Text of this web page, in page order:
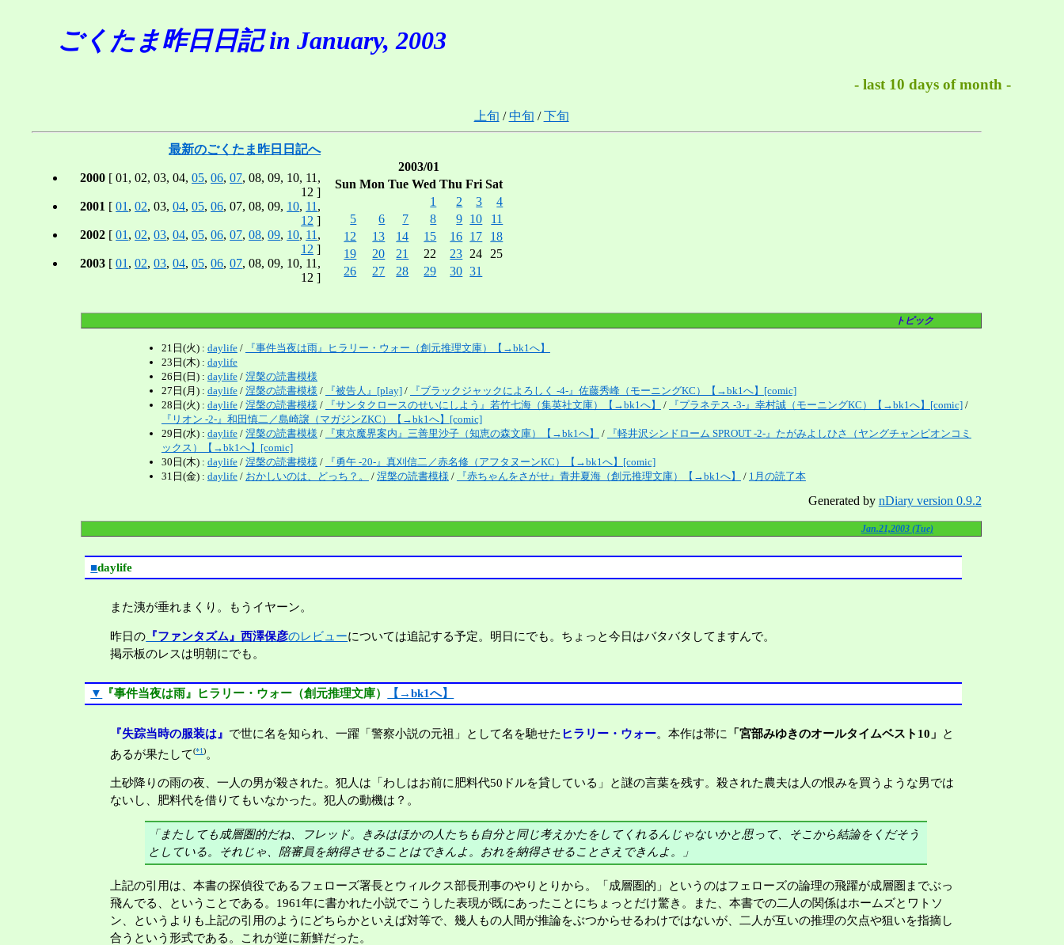
ごくたま昨日日記 in January, 2003
- last 10 days of month -
上旬 /中旬 /下旬
最新のごくたま昨日日記へ
2000 [ 01, 02, 03, 04,05,06,07, 08, 09, 10, 11,
12 ]
2001 [01 ,02, 03,04,05,06, 07, 08, 09, 10, 11 ,
12 ]
2002 [01 ,02,03,04,05,06,07,08,09, 10, 11 ,
12 ]
2003 [01 ,02,03,04,05,06,07, 08, 09, 10, 11,
12 ]
2003/01
Sun Mon Tue Wed Thu Fri Sat
1
2 3
4
5
6 7 8 9 10
11
12
13 14 15 16 17
18
19
20 21 22 23 24
25
26
27 28 29 30 31
トピック
21日(火) : daylife/
『事件当夜は雨』ヒラリー・ウォー（創元推理文庫）【→bk1へ】
23日(木) : daylife
26日(日) : daylife/ 涅槃の読書模様
27日(月) : daylife/ 涅槃の読書模様 / 『被告人』[play]/
『ブラックジャックによろしく -4-』佐藤秀峰（モーニングKC）【→bk1へ】[comic]
28日(火) : daylife/ 涅槃の読書模様 / 『サンタクロースのせいにしよう』若竹七海（集英社文庫）【→bk1へ】 / 『プラネテス -3-』幸村誠（モーニングKC）【→bk1へ】[comic]/
『リオン -2-』和田慎二／島崎譲（マガジンZKC）【→bk1へ】[comic]
29日(水) : daylife/ 涅槃の読書模様 / 『東京魔界案内』三善里沙子（知恵の森文庫）【→bk1へ】 /
『軽井沢シンドローム SPROUT -2-』たがみよしひさ（ヤングチャンピオンコミ
ックス）【→bk1へ】[comic]
30日(木) : daylife/ 涅槃の読書模様 /
『勇午 -20-』真刈信二／赤名修（アフタヌーンKC）【→bk1へ】[comic]
31日(金) : daylife/ おかしいのは、どっち？。 / 涅槃の読書模様 / 『赤ちゃんをさがせ』青井夏海（創元推理文庫）【→bk1へ】 / 1月の読了本
Generated by nDiary version 0.9.2
Jan.21,2003 (Tue)
■daylife
また洟が垂れまくり。もうイヤーン。
昨日の 『ファンタズム』西澤保彦のレビューについては追記する予定。明日にでも。ちょっと今日はバタバタしてますんで。
掲示板のレスは明朝にでも。
▼ 『事件当夜は雨』ヒラリー・ウォー（創元推理文庫） 【→bk1へ】
『失踪当時の服装は』 で世に名を知られ、一躍「警察小説の元祖」として名を馳せた ヒラリー・ウォー。本作は帯に 「宮部みゆきのオールタイムベスト10」
と
あるが果たして(*1)。
土砂降りの雨の夜、一人の男が殺された。犯人は「わしはお前に肥料代50ドルを貸している」と謎の言葉を残す。殺された農夫は人の恨みを買うような男では
ないし、肥料代を借りてもいなかった。犯人の動機は？。
「またしても成層圏的だね、フレッド。きみはほかの人たちも自分と同じ考えかたをしてくれるんじゃないかと思って、そこから結論をくだそう
としている。それじゃ、陪審員を納得させることはできんよ。おれを納得させることさえできんよ。」
上記の引用は、本書の探偵役であるフェローズ署長とウィルクス部長刑事のやりとりから。「成層圏的」というのはフェローズの論理の飛躍が成層圏までぶっ
飛んでる、ということである。1961年に書かれた小説でこうした表現が既にあったことにちょっとだけ驚き。また、本書での二人の関係はホームズとワトソ
ン、というよりも上記の引用のようにどちらかといえば対等で、幾人もの人間が推論をぶつからせるわけではないが、二人が互いの推理の欠点や狙いを指摘し
合うという形式である。これが逆に新鮮だった。